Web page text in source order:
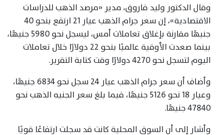
وقال الدكتور وليد فاروق، مدير «مرصد الذهب للدراسات
الاقتصادية»، إن سعر جرام الذهب عيار 21 ارتفع بنحو 40
جنيهًا مقارنة بإغلاق تعاملات أمس، ليسجل نحو 5980 جنيهًا،
بينما صعدت الأوقية عالميًا بنحو 22 دولارًا خلال تعاملات
اليوم لتسجل نحو 4270 دولارًا وقت كتابة التقرير.
وأضاف أن سعر جرام الذهب عيار 24 سجل نحو 6834 جنيهًا،
وعيار 18 نحو 5126 جنيهًا، فيما بلغ سعر الجنيه الذهب نحو
47840 جنيهًا.
وأشار إلى أن السوق المحلية كانت قد سجلت ارتفاعًا قويًا